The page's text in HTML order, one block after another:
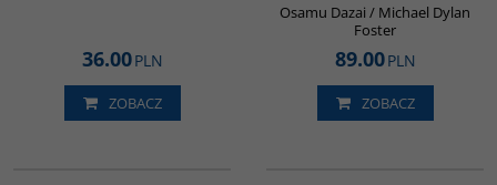
36.00PLN
ZOBACZ
Osamu Dazai / Michael Dylan
Foster
89.00PLN
ZOBACZ